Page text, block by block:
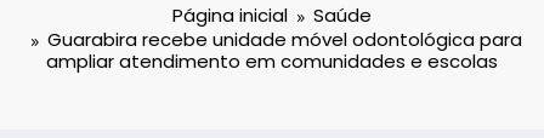
Página inicial
Saúde
Guarabira recebe unidade móvel odontológica para
ampliar atendimento em comunidades e escolas